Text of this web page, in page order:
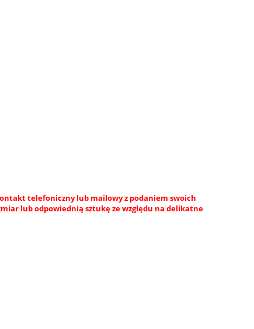
telefoniczny lub mailowy z podaniem swoich
lub odpowiednią sztukę ze względu na delikatne